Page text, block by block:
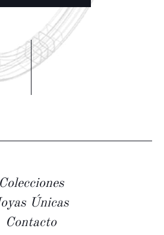
Colecciones
Únicas
Contacto